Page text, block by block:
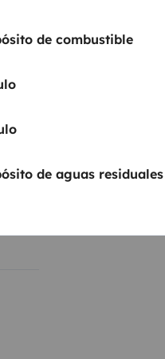
de combustible
de aguas residuales